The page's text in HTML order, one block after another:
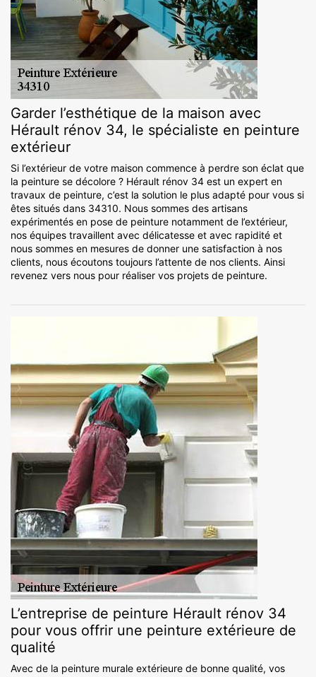
Garder l’esthétique de la maison avec
Hérault rénov 34, le spécialiste en peinture
extérieur
Si l’extérieur de votre maison commence à perdre son éclat que
la peinture se décolore ? Hérault rénov 34 est un expert en
travaux de peinture, c’est la solution le plus adapté pour vous si
êtes situés dans 34310. Nous sommes des artisans
expérimentés en pose de peinture notamment de l’extérieur,
nos équipes travaillent avec délicatesse et avec rapidité et
nous sommes en mesures de donner une satisfaction à nos
clients, nous écoutons toujours l’attente de nos clients. Ainsi
revenez vers nous pour réaliser vos projets de peinture.
L’entreprise de peinture Hérault rénov 34
pour vous offrir une peinture extérieure de
qualité
Avec de la peinture murale extérieure de bonne qualité, vos